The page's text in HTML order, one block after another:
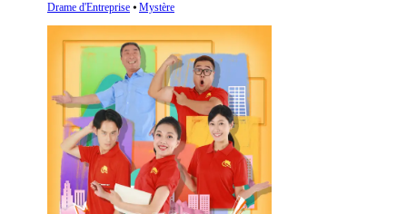
Drame d'Entreprise ⦁ Mystère